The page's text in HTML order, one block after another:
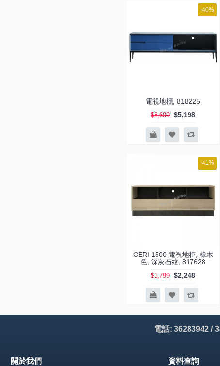
VENA 電視地柜 (1)
-40%
電視地櫃, 818225
$8,699 $5,198
-41%
CERI 1500 電視地柜, 橡木
色, 深灰石紋, 817628
$3,799 $2,248
電話: 36283942 /
關於我們 資料查詢